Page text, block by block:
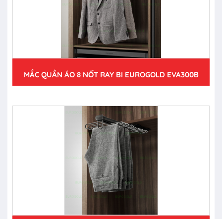
MẮC QUẦN ÁO 8 NỐT RAY BI EUROGOLD EVA300B